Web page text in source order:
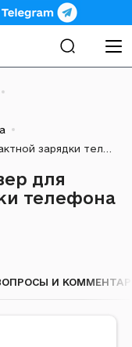
для
телефона
И